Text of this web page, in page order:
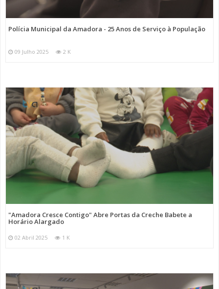
Polícia Municipal da Amadora - 25 Anos de Serviço à População
09 Julho 2025 2 K
"Amadora Cresce Contigo" Abre Portas da Creche Babete a
Horário Alargado
02 Abril 2025 1 K